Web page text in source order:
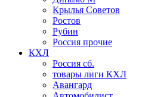
Крылья Советов
Ростов
Рубин
Россия прочие
КХЛ
Россия сб.
товары лиги КХЛ
Авангард